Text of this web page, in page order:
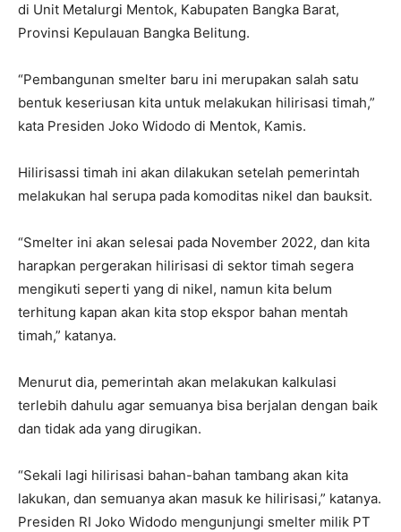
di Unit Metalurgi Mentok, Kabupaten Bangka Barat,
Provinsi Kepulauan Bangka Belitung.
“Pembangunan smelter baru ini merupakan salah satu
bentuk keseriusan kita untuk melakukan hilirisasi timah,”
kata Presiden Joko Widodo di Mentok, Kamis.
Hilirisassi timah ini akan dilakukan setelah pemerintah
melakukan hal serupa pada komoditas nikel dan bauksit.
“Smelter ini akan selesai pada November 2022, dan kita
harapkan pergerakan hilirisasi di sektor timah segera
mengikuti seperti yang di nikel, namun kita belum
terhitung kapan akan kita stop ekspor bahan mentah
timah,” katanya.
Menurut dia, pemerintah akan melakukan kalkulasi
terlebih dahulu agar semuanya bisa berjalan dengan baik
dan tidak ada yang dirugikan.
“Sekali lagi hilirisasi bahan-bahan tambang akan kita
lakukan, dan semuanya akan masuk ke hilirisasi,” katanya.
Presiden RI Joko Widodo mengunjungi smelter milik PT